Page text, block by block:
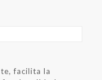
facilita la